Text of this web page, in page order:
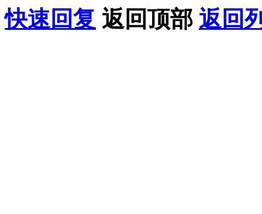
快速回复 返回顶部 返回